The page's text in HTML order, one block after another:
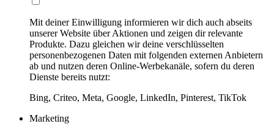
Mit deiner Einwilligung informieren wir dich auch abseits
unserer Website über Aktionen und zeigen dir relevante
Produkte. Dazu gleichen wir deine verschlüsselten
personenbezogenen Daten mit folgenden externen Anbietern
ab und nutzen deren Online-Werbekanäle, sofern du deren
Dienste bereits nutzt:
Bing, Criteo, Meta, Google, LinkedIn, Pinterest, TikTok
Marketing